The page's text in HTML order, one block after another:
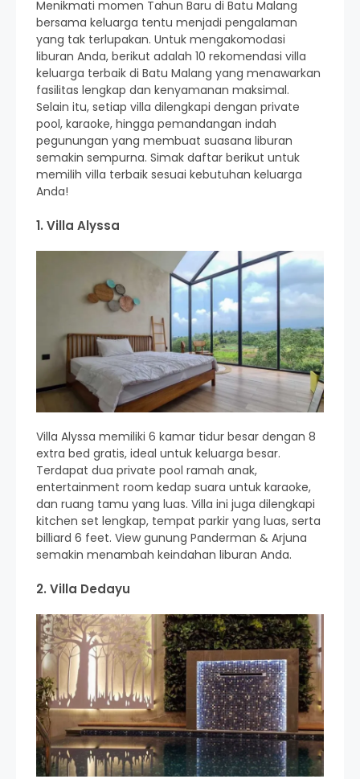
Menikmati momen Tahun Baru di Batu Malang
bersama keluarga tentu menjadi pengalaman
yang tak terlupakan. Untuk mengakomodasi
liburan Anda, berikut adalah 10 rekomendasi villa
keluarga terbaik di Batu Malang yang menawarkan
fasilitas lengkap dan kenyamanan maksimal.
Selain itu, setiap villa dilengkapi dengan private
pool, karaoke, hingga pemandangan indah
pegunungan yang membuat suasana liburan
semakin sempurna. Simak daftar berikut untuk
memilih villa terbaik sesuai kebutuhan keluarga
Anda!
1. Villa Alyssa
Villa Alyssa memiliki 6 kamar tidur besar dengan 8
extra bed gratis, ideal untuk keluarga besar.
Terdapat dua private pool ramah anak,
entertainment room kedap suara untuk karaoke,
dan ruang tamu yang luas. Villa ini juga dilengkapi
kitchen set lengkap, tempat parkir yang luas, serta
billiard 6 feet. View gunung Panderman & Arjuna
semakin menambah keindahan liburan Anda.
2. Villa Dedayu